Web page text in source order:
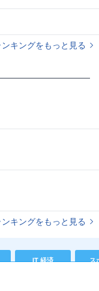
キングをもっと見る
キングをもっと見る
IT 経済 ス